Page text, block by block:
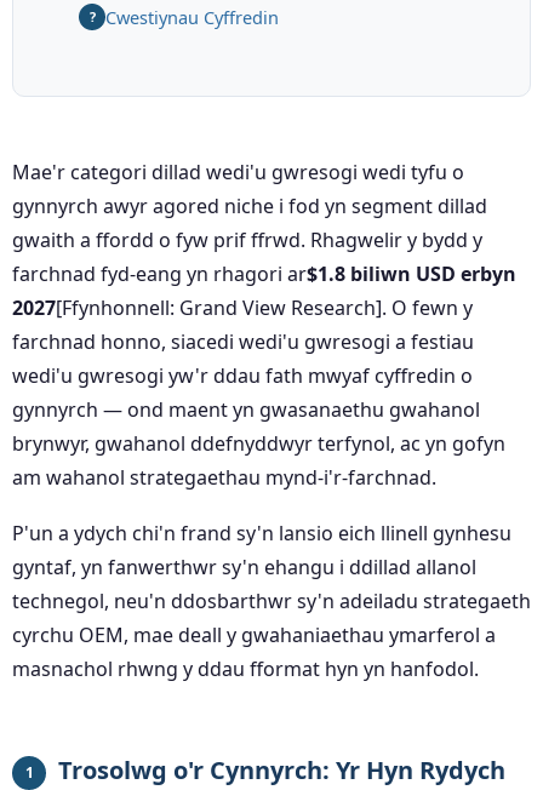
? Cwestiynau Cyffredin
Mae'r categori dillad wedi'u gwresogi wedi tyfu o
gynnyrch awyr agored niche i fod yn segment dillad
gwaith a ffordd o fyw prif ffrwd. Rhagwelir y bydd y
farchnad fyd-eang yn rhagori ar$1.8 biliwn USD erbyn
2027[Ffynhonnell: Grand View Research]. O fewn y
farchnad honno, siacedi wedi'u gwresogi a festiau
wedi'u gwresogi yw'r ddau fath mwyaf cyffredin o
gynnyrch — ond maent yn gwasanaethu gwahanol
brynwyr, gwahanol ddefnyddwyr terfynol, ac yn gofyn
am wahanol strategaethau mynd-i'r-farchnad.
P'un a ydych chi'n frand sy'n lansio eich llinell gynhesu
gyntaf, yn fanwerthwr sy'n ehangu i ddillad allanol
technegol, neu'n ddosbarthwr sy'n adeiladu strategaeth
cyrchu OEM, mae deall y gwahaniaethau ymarferol a
masnachol rhwng y ddau fformat hyn yn hanfodol.
1
Trosolwg o'r Cynnyrch: Yr Hyn Rydych